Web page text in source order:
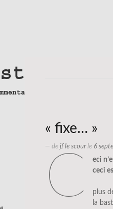
« fixe… »
— de jf le scourle 6
c
eci
ceci
plus
la